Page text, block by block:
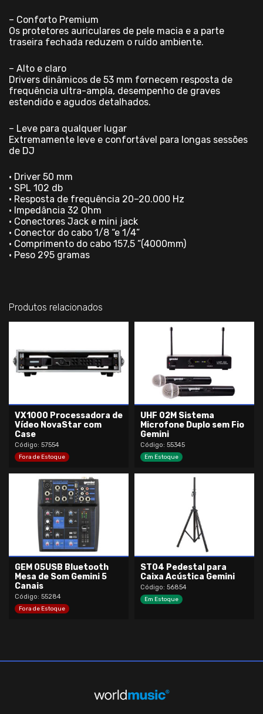
– Conforto Premium
Os protetores auriculares de pele macia e a parte
traseira fechada reduzem o ruído ambiente.
– Alto e claro
Drivers dinâmicos de 53 mm fornecem resposta de
frequência ultra-ampla, desempenho de graves
estendido e agudos detalhados.
– Leve para qualquer lugar
Extremamente leve e confortável para longas sessões
de DJ
• Driver 50 mm
• SPL 102 db
• Resposta de frequência 20–20.000 Hz
• Impedância 32 Ohm
• Conectores Jack e mini jack
• Conector do cabo 1/8 “e 1/4”
• Comprimento do cabo 157,5 ”(4000mm)
• Peso 295 gramas
Produtos relacionados
VX1000 Processadora de
Vídeo NovaStar com
Case
Código: 57554
Fora de Estoque
UHF 02M Sistema
Microfone Duplo sem Fio
Gemini
Código: 55345
Em Estoque
GEM 05USB Bluetooth
Mesa de Som Gemini 5
Canais
Código: 55284
Fora de Estoque
ST04 Pedestal para
Caixa Acústica Gemini
Código: 56854
Em Estoque